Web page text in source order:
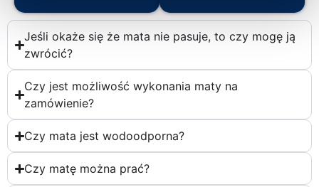
Jeśli okaże się że mata nie pasuje, to czy mogę ją
zwrócić?
Czy jest możliwość wykonania maty na
zamówienie?
Czy mata jest wodoodporna?
Czy matę można prać?